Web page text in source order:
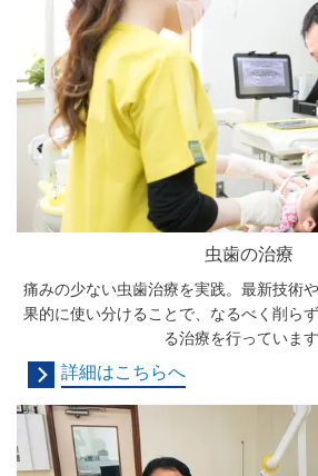
虫歯の治療
痛みの少ない虫歯治療を実践。最新技術
果的に使い分けることで、なるべく削ら
る治療を行っています
詳細はこちらへ